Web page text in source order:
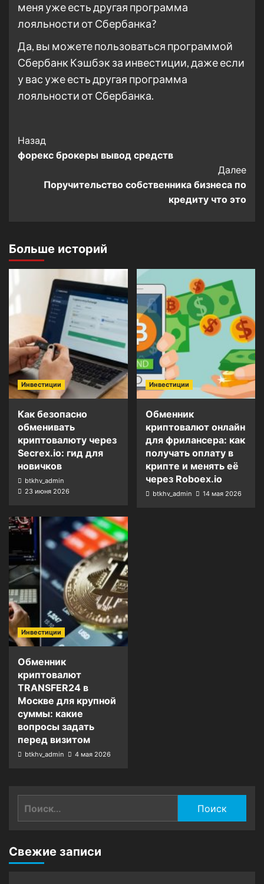
меня уже есть другая программа
лояльности от Сбербанка?
Да, вы можете пользоваться программой
Сбербанк Кэшбэк за инвестиции, даже если
у вас уже есть другая программа
лояльности от Сбербанка.
Post
Navigation
Назад
форекс брокеры вывод средств
Далее
Поручительство собственника бизнеса по
кредиту что это
Больше историй
Инвестиции
Как безопасно
обменивать
криптовалюту через
Secrex.io: гид для
новичков
btkhv_admin
23 июня 2026
Инвестиции
Обменник
криптовалют онлайн
для фрилансера: как
получать оплату в
крипте и менять её
через Roboex.io
btkhv_admin 14 мая 2026
Инвестиции
Обменник
криптовалют
TRANSFER24 в
Москве для крупной
суммы: какие
вопросы задать
перед визитом
btkhv_admin 4 мая 2026
Свежие записи